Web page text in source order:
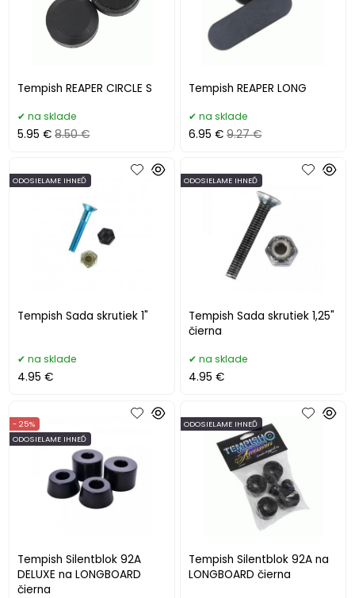
Tempish REAPER CIRCLE S
na sklade
5.95 € 8.50 €
Tempish REAPER LONG
na sklade
6.95 € 9.27 €
Tempish Sada skrutiek 1"
ODOSIELAME IHNEĎ
na sklade
4.95 €
Tempish Sada skrutiek 1,25"
čierna
ODOSIELAME IHNEĎ
na sklade
4.95 €
Tempish Silentblok 92A
DELUXE na LONGBOARD
čierna
- 25%
ODOSIELAME IHNEĎ
Tempish Silentblok 92A na
LONGBOARD čierna
ODOSIELAME IHNEĎ